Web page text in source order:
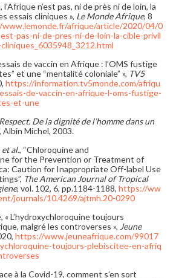
l’Afrique n’est pas, ni de près ni de loin, la
essais cliniques », Le Monde Afrique, 8
afrique/article/2020/04/0
pas-ni-de-pres-ni-de-loin-la-cible-privil
de vaccin en Afrique : l’OMS fustige
et une “mentalité coloniale” », TV5
https://information.tv5monde.com/afriqu
de-vaccin-en-afrique-l-oms-fustige-
et-une
Respect. De la dignité de l’homme dans un
, Albin Michel, 2003.
et al., “Chloroquine and
for the Prevention or Treatment of
Caution for Inappropriate Off-label Use
The American Journal of Tropical
, vol. 102, 6, pp.1184-1188, https://ww
journals/10.4269/ajtmh.20-0290
« L’hydroxychloroquine toujours
malgré les controverses », Jeune
https://www.jeuneafrique.com/99017
toujours-plebiscitee-en-afriq
à la Covid-19, comment s’en sort